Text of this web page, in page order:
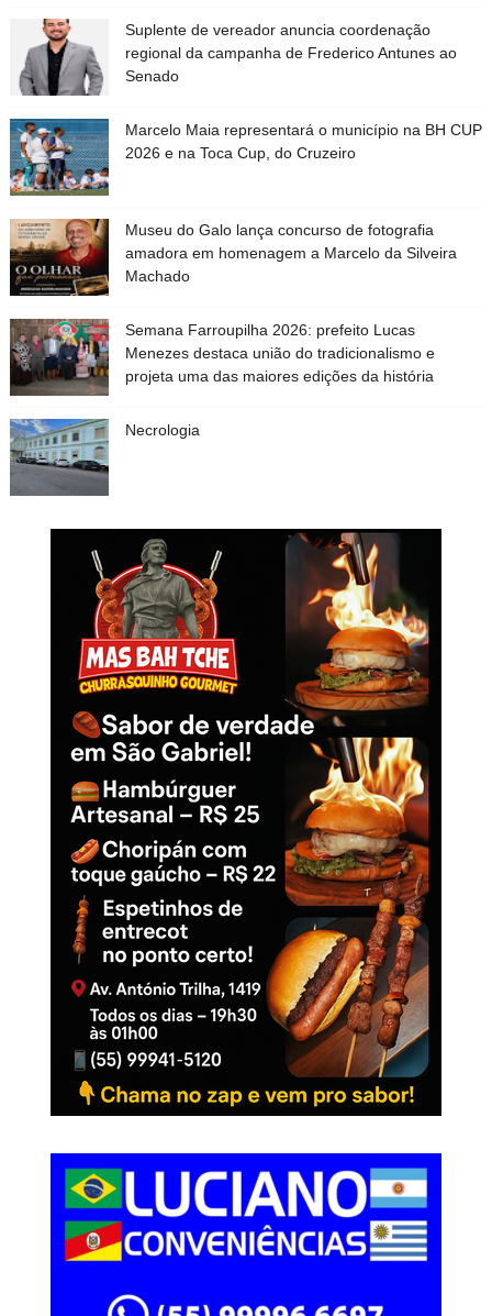
Suplente de vereador anuncia coordenação
regional da campanha de Frederico Antunes ao
Senado
Marcelo Maia representará o município na BH CUP
2026 e na Toca Cup, do Cruzeiro
Museu do Galo lança concurso de fotografia
amadora em homenagem a Marcelo da Silveira
Machado
Semana Farroupilha 2026: prefeito Lucas
Menezes destaca união do tradicionalismo e
projeta uma das maiores edições da história
Necrologia